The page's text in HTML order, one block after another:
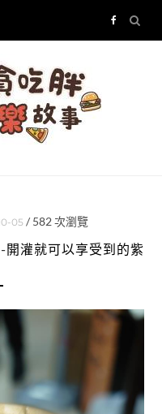
05 / 582次瀏覽
開灌就可以享受到的紫